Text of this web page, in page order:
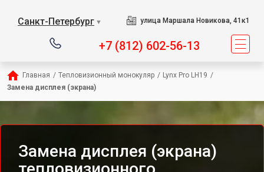
Санкт-Петербург ▼ улица Маршала Новикова, 41к1
+7 (812) 602-56-13
Главная / Тепловизионный монокуляр / Lynx Pro LH19 /
Замена дисплея (экрана)
Замена дисплея (экрана)